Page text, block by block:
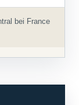
bei France